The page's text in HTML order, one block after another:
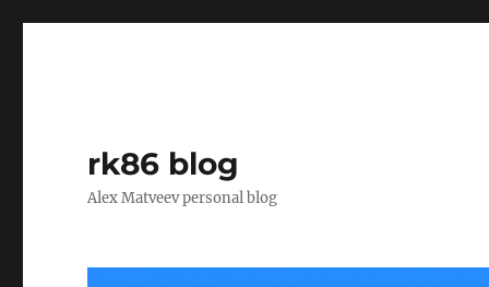
rk86 blog
Alex Matveev personal blog